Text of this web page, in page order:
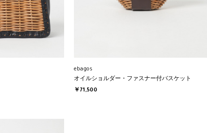
ebagos
オイルショルダー・ファスナー付バスケット
￥71,500